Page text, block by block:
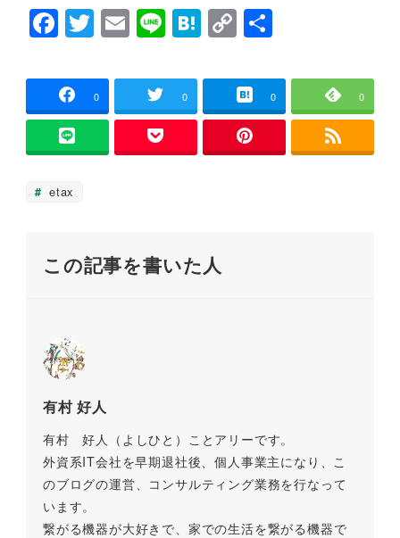
き
ま
す
し
い
ウ
ウ
で
開
き
)
F
a
c
e
b
o
o
T
wi
tt
er
E
m
ai
l
Li
n
e
H
at
e
n
C
o
p
y
Li
n
共
0 0 0 0
etax
この記事を書いた人
有村 好人
有村 好人（よしひと）ことアリーです。
外資系IT会社を早期退社後、個人事業主になり、こ
のブログの運営、コンサルティング業務を行なって
います。
繋がる機器が大好きで、家での生活を繋がる機器で